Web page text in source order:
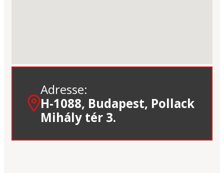
Adresse:
H-1088, Budapest, Pollack
Mihály tér 3.